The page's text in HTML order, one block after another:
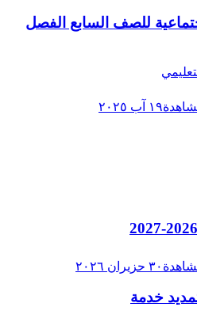
للصف السابع الفصل
١٩ آب ٢٠٢٥
٣٠ حزيران ٢٠٢٦
خدمة